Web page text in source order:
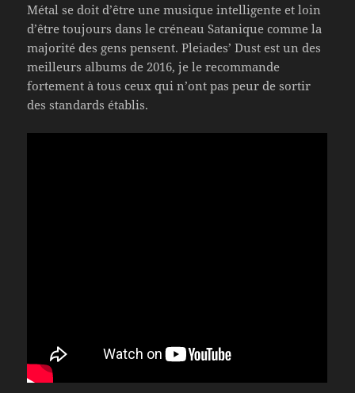
Métal se doit d’être une musique intelligente et loin
d’être toujours dans le créneau Satanique comme la
majorité des gens pensent. Pleiades’ Dust est un des
meilleurs albums de 2016, je le recommande
fortement à tous ceux qui n’ont pas peur de sortir
des standards établis.